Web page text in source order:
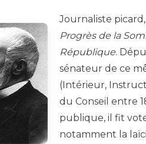
Journaliste
Progrès de la
République.
sénateur de ce
(Intérieur,
du Conseil entre
publique, il fit
notamment la